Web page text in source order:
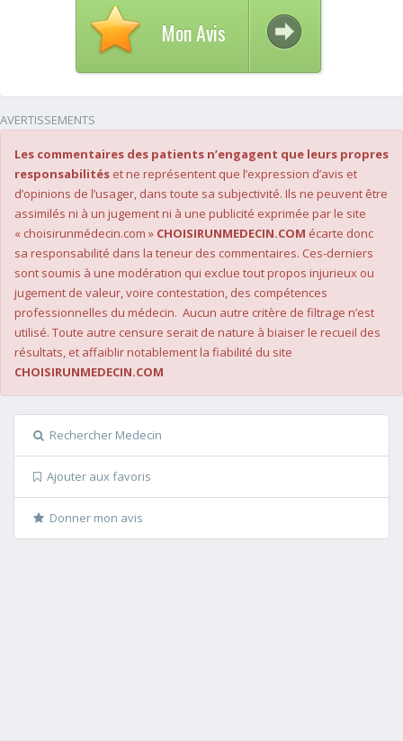
Mon Avis
AVERTISSEMENTS
Les commentaires des patients n’engagent que leurs propres
responsabilités et ne représentent que l’expression d’avis et
d’opinions de l’usager, dans toute sa subjectivité. Ils ne peuvent être
assimilés ni à un jugement ni à une publicité exprimée par le site
« choisirunmédecin.com » CHOISIRUNMEDECIN.COM écarte donc
sa responsabilité dans la teneur des commentaires. Ces-derniers
sont soumis à une modération qui exclue tout propos injurieux ou
jugement de valeur, voire contestation, des compétences
professionnelles du médecin. Aucun autre critère de filtrage n’est
utilisé. Toute autre censure serait de nature à biaiser le recueil des
résultats, et affaiblir notablement la fiabilité du site
CHOISIRUNMEDECIN.COM
Rechercher Medecin
Ajouter aux favoris
Donner mon avis